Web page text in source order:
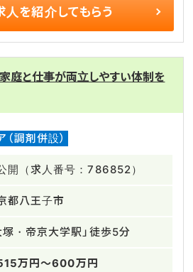
人を紹介してもらう
庭と仕事が両立しやすい体制を
（調剤併設）
開（求人番号：786852）
都八王子市
塚・帝京大学駅」徒歩5分
万円～600万円